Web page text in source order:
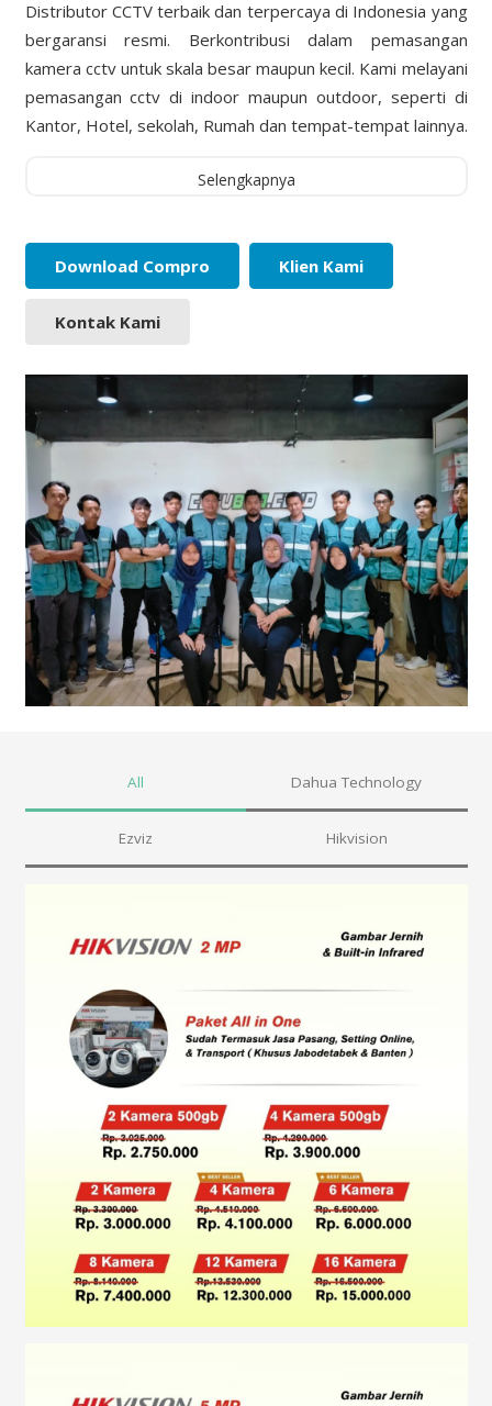
Distributor CCTV terbaik dan terpercaya di Indonesia yang
bergaransi resmi. Berkontribusi dalam pemasangan
kamera cctv untuk skala besar maupun kecil. Kami melayani
pemasangan cctv di indoor maupun outdoor, seperti di
Kantor, Hotel, sekolah, Rumah dan tempat-tempat lainnya.
Selengkapnya
Download Compro Klien Kami
Kontak Kami
All Dahua Technology
Ezviz Hikvision